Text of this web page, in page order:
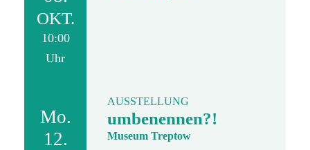
OKT.
10:00
Uhr
Mo.
12.
AUSSTELLUNG
umbenennen?!
Museum Treptow